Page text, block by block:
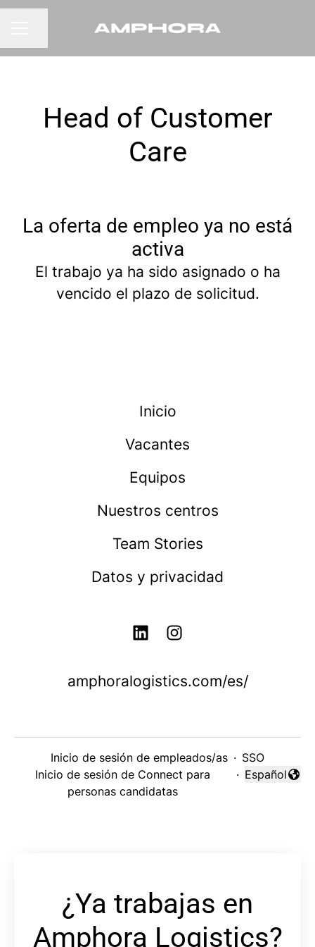
MENÚ DE EMPLEO
Compartir página
Head of Customer
Care
La oferta de empleo ya no está
activa
El trabajo ya ha sido asignado o ha
vencido el plazo de solicitud.
Inicio
Vacantes
Equipos
Nuestros centros
Team Stories
Datos y privacidad
amphoralogistics.com/es/
Inicio de sesión de empleados/as · SSO
Inicio de sesión de Connect para
personas candidatas
·
Cambiar
Español
¿Ya trabajas en
Amphora Logistics?